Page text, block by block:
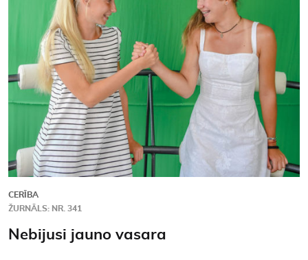
CERĪBA
ŽURNĀLS: NR. 341
Nebijusi jauno vasara